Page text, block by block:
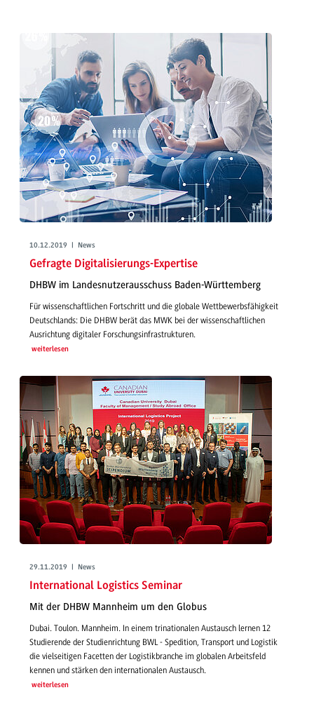
10.12.2019 | News
Gefragte Digitalisierungs-Expertise
DHBW im Landesnutzerausschuss Baden-Württemberg
Für wissenschaftlichen Fortschritt und die globale Wettbewerbsfähigkeit
Deutschlands: Die DHBW berät das MWK bei der wissenschaftlichen
Ausrichtung digitaler Forschungsinfrastrukturen.
weiterlesen
29.11.2019 | News
International Logistics Seminar
Mit der DHBW Mannheim um den Globus
Dubai. Toulon. Mannheim. In einem trinationalen Austausch lernen 12
Studierende der Studienrichtung BWL - Spedition, Transport und Logistik
die vielseitigen Facetten der Logistikbranche im globalen Arbeitsfeld
kennen und stärken den internationalen Austausch.
weiterlesen